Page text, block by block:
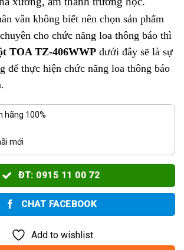
vân không biết nên chọn sản phẩm
cho chức năng loa thông báo thì
TOA TZ-406WWP dưới đây sẽ là sự
để thực hiện chức năng loa thông báo
hãng 100%
mới
ĐT: 0915 11 00 72
CHAT FACEBOOK
Add to wishlist